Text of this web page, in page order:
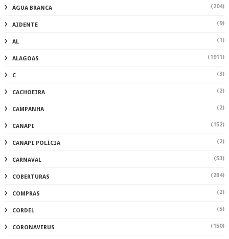
ÁGUA BRANCA (204)
AIDENTE (9)
AL (1)
ALAGOAS (1911)
C (3)
CACHOEIRA (2)
CAMPANHA (2)
CANAPI (152)
CANAPI POLÍCIA (2)
CARNAVAL (53)
COBERTURAS (284)
COMPRAS (2)
CORDEL (5)
CORONAVIRUS (150)